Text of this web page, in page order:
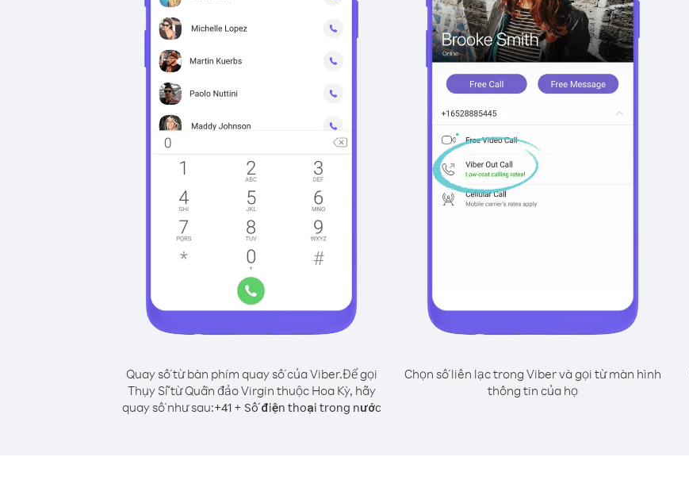
Quay số từ bàn phím quay số của Viber.Để gọi
Thụy Sĩ từ Quần đảo Virgin thuộc Hoa Kỳ, hãy
quay số như sau:+41+ Số điện thoại trong nước
Chọn số liên lạc trong Viber và gọi từ màn hình
thông tin của họ